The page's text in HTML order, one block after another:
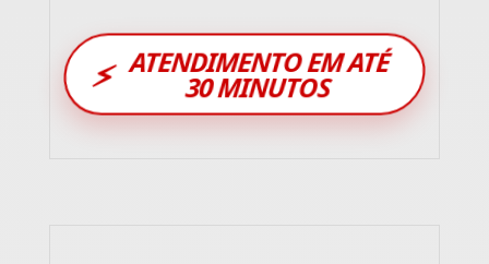
⚡ ATENDIMENTO EM ATÉ
30 MINUTOS